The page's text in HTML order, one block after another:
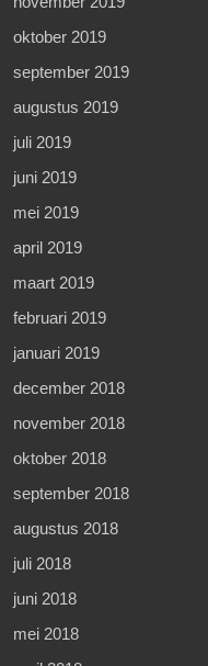
oktober 2019
september 2019
augustus 2019
juli 2019
juni 2019
mei 2019
april 2019
maart 2019
februari 2019
januari 2019
december 2018
november 2018
oktober 2018
september 2018
augustus 2018
juli 2018
juni 2018
mei 2018